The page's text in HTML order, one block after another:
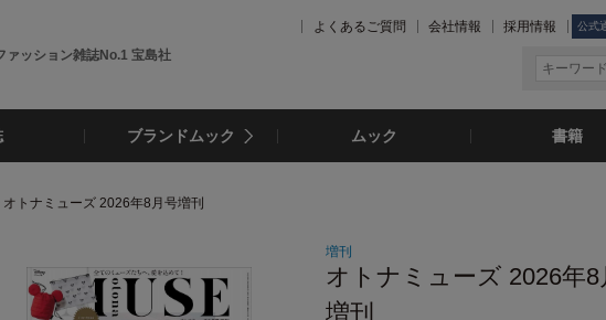
ァッション雑誌No.1 宝島社
よくあるご質問 会社情報 採用情報 公式
ブランドムック ムック 書籍
オトナミューズ 2026年8月号増刊
増刊
オトナミューズ 2026年8
増刊